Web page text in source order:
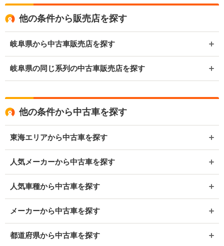
他の条件から販売店を探す
岐阜県から中古車販売店を探す
岐阜県の同じ系列の中古車販売店を探す
他の条件から中古車を探す
東海エリアから中古車を探す
人気メーカーから中古車を探す
人気車種から中古車を探す
メーカーから中古車を探す
都道府県から中古車を探す